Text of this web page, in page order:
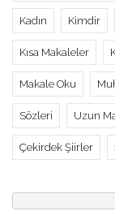
Kadın Kimdir
Kısa Makaleler
Makale Oku
Sözleri Uzun
Çekirdek Şiirler